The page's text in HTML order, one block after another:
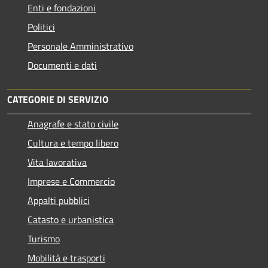
Enti e fondazioni
Politici
Personale Amministrativo
Documenti e dati
CATEGORIE DI SERVIZIO
Anagrafe e stato civile
Cultura e tempo libero
Vita lavorativa
Imprese e Commercio
Appalti pubblici
Catasto e urbanistica
Turismo
Mobilità e trasporti